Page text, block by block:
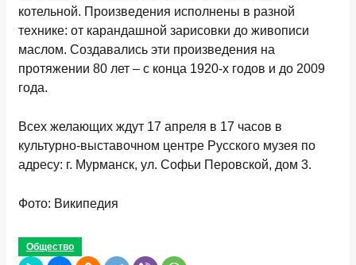
котельной. Произведения исполнены в разной
технике: от карандашной зарисовки до живописи
маслом. Создавались эти произведения на
протяжении 80 лет – с конца 1920-х годов и до 2009
года.
Всех желающих ждут 17 апреля в 17 часов в
культурно-выставочном центре Русского музея по
адресу: г. Мурманск, ул. Софьи Перовской, дом 3.
Фото: Википедия
Общество